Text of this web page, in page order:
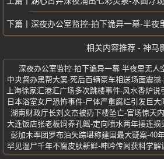
深夜办公室监控-拍下诡异一幕-半夜里无
相关内容推荐 - 神马
深夜办公室监控-拍下诡异一幕-半夜里无人
中央督办黑帮大案-死后百辆豪车相送场面震
日本浴室女尸恐怖事件-尸体严重腐烂引发巨
湖南财政厅长刘文杰被扔下楼坠亡-官场惊天
大连饭店张老板饲养孔鳐-定向喷水两年接连
彭加木率团罗布泊失踪堪称建国最大疑案-40
罕见湿尸千年不腐皮肤新鲜-呻吟传闻获科学